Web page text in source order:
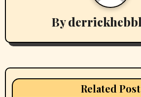
i
a
By
Related Post